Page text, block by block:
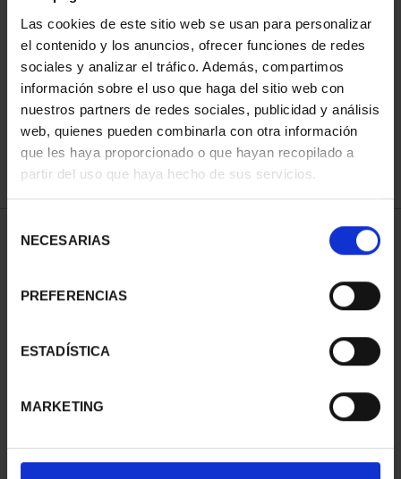
Las cookies de este sitio web se usan para personalizar
el contenido y los anuncios, ofrecer funciones de redes
sociales y analizar el tráfico. Además, compartimos
información sobre el uso que haga del sitio web con
nuestros partners de redes sociales, publicidad y análisis
web, quienes pueden combinarla con otra información
que les haya proporcionado o que hayan recopilado a
partir del uso que haya hecho de sus servicios.
NECESARIAS
PREFERENCIAS
ESTADÍSTICA
MARKETING
ORDENAR POR:
REFINAR
2 Productos encontrados